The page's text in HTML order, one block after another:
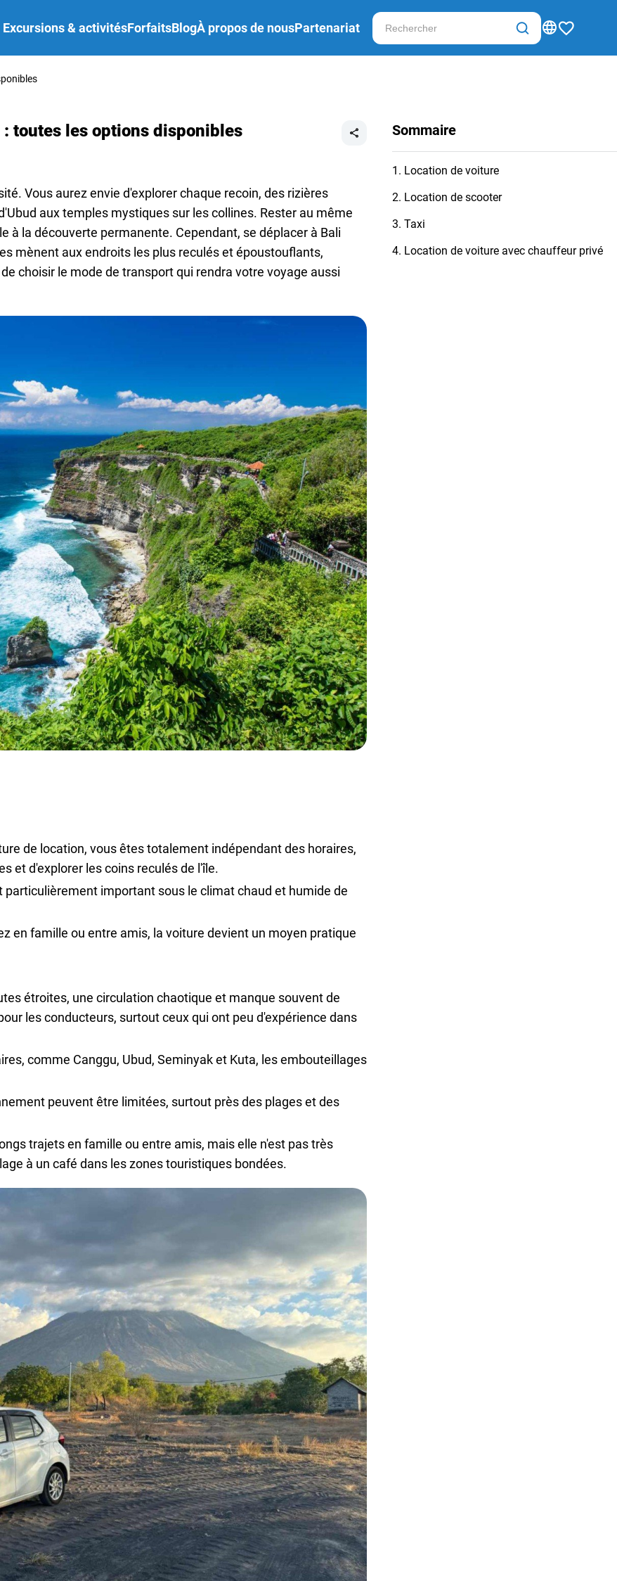
Excursions & activitésForfaitsBlogÀ propos de nousPartenariat
toutes les options disponibles
Vous aurez envie d'explorer chaque recoin, des rizières
aux temples mystiques sur les collines. Rester au même
la découverte permanente. Cependant, se déplacer à Bali
mènent aux endroits les plus reculés et époustouflants,
choisir le mode de transport qui rendra votre voyage aussi
de location, vous êtes totalement indépendant des horaires,
et d'explorer les coins reculés de l'île.
important sous le climat chaud et humide de
en famille ou entre amis, la voiture devient un moyen pratique
étroites, une circulation chaotique et manque souvent de
les conducteurs, surtout ceux qui ont peu d'expérience dans
comme Canggu, Ubud, Seminyak et Kuta, les embouteillages
peuvent être limitées, surtout près des plages et des
trajets en famille ou entre amis, mais elle n'est pas très
à un café dans les zones touristiques bondées.
Sommaire
1. Location de voiture
2. Location de scooter
3. Taxi
4. Location de voiture avec chauffeur privé